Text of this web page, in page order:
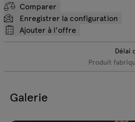
Comparer
Enregistrer la configuration
Ajouter à l'offre
Délai
Produit
Galerie